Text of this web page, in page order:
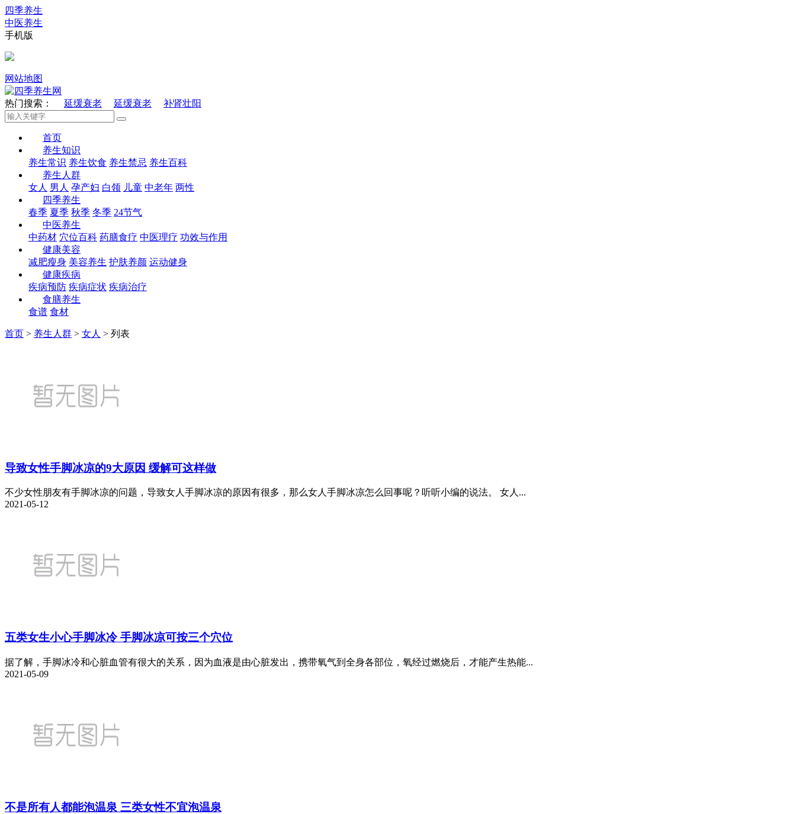
四季养生
中医养生
手机版
网站地图
热门搜索： 延缓衰老 延缓衰老 补肾壮阳
首页
养生知识
养生常识 养生饮食 养生禁忌 养生百科
养生人群
女人 男人 孕产妇 白领 儿童 中老年 两性
四季养生
春季 夏季 秋季 冬季 24节气
中医养生
中药材 穴位百科 药膳食疗 中医理疗 功效与作用
健康美容
减肥瘦身 美容养生 护肤养颜 运动健身
健康疾病
疾病预防 疾病症状 疾病治疗
食膳养生
食谱 食材
首页 > 养生人群 > 女人 > 列表
导致女性手脚冰凉的9大原因 缓解可这样做
不少女性朋友有手脚冰凉的问题，导致女人手脚冰凉的原因有很多，那么女人手脚冰凉怎么回事呢？听听小编的说法。 女人...
2021-05-12
五类女生小心手脚冰冷 手脚冰凉可按三个穴位
据了解，手脚冰冷和心脏血管有很大的关系，因为血液是由心脏发出，携带氧气到全身各部位，氧经过燃烧后，才能产生热能...
2021-05-09
不是所有人都能泡温泉 三类女性不宜泡温泉